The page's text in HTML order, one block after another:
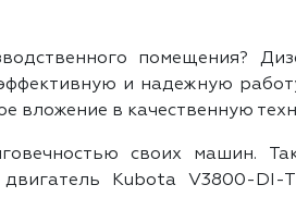
помещения?
и надежную
в качественную
своих машин.
Kubota V3800-DI-